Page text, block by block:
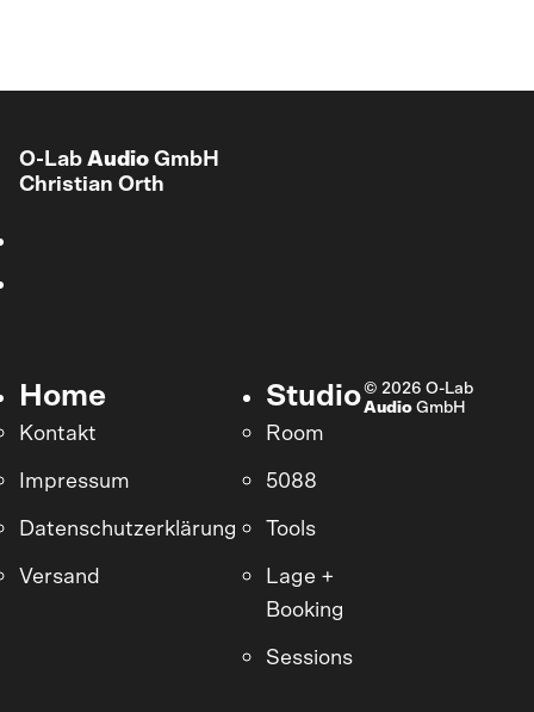
O-Lab Audio GmbH
Christian Orth
Home
Kontakt
Impressum
Datenschutzerklärung
Versand
Studio
Room
5088
Tools
Lage +
Booking
Sessions
© 2026 O-Lab
Audio GmbH